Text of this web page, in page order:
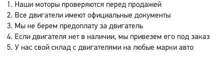
Наши моторы проверяются перед продажей
Все двигатели имеют официальные документы
Мы не берем предоплату за двигатель
Если двигателя нет в наличии, мы привезем его под заказ
У нас свой склад с двигателями на любые марки авто